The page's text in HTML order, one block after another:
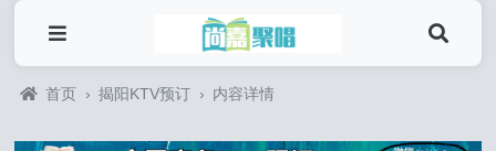
首页 › 揭阳KTV预订 › 内容详情